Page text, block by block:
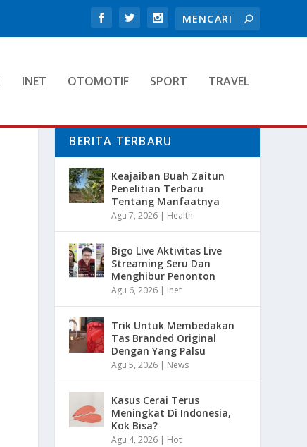
INET OTOMOTIF SPORT TRAVEL
BERITA TERBARU
Keajaiban Buah Zaitun
Penelitian Terbaru
Tentang Manfaatnya
Agu 7, 2026 | Health
Bigo Live Aktivitas Live
Streaming Seru Dan
Menghibur Penonton
Agu 6, 2026 | Inet
Trik Untuk Membedakan
Tas Branded Original
Dengan Yang Palsu
Agu 5, 2026 | News
Kasus Cerai Terus
Meningkat Di Indonesia,
Kok Bisa?
Agu 4, 2026 | Hot